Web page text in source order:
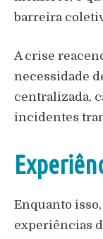
barreira
A crise
necessidade
centralizada,
incidentes
Enquanto
experiências